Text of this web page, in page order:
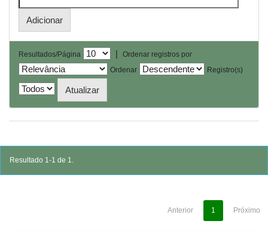
Resultados/Página |
Ordenar registros por
Ordenar
Registro(s)
Resultado 1-1 de 1.
Anterior 1 Próximo